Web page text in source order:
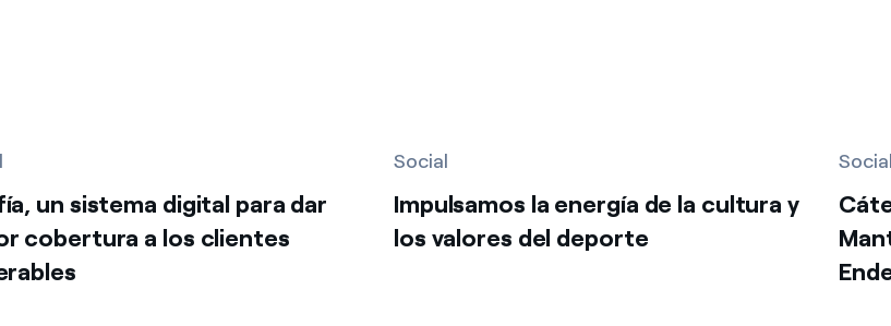
un sistema digital para dar
cobertura a los clientes
Social
Impulsamos la energía de la cultura y
los valores del deporte